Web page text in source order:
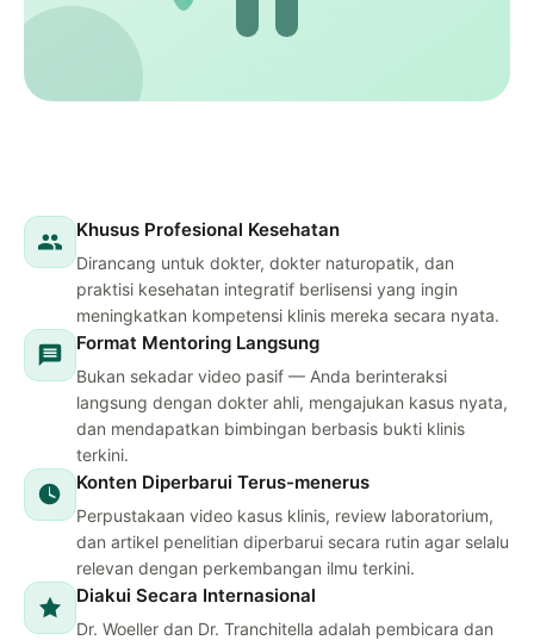
Khusus Profesional Kesehatan
Dirancang untuk dokter, dokter naturopatik, dan
praktisi kesehatan integratif berlisensi yang ingin
meningkatkan kompetensi klinis mereka secara nyata.
Format Mentoring Langsung
Bukan sekadar video pasif — Anda berinteraksi
langsung dengan dokter ahli, mengajukan kasus nyata,
dan mendapatkan bimbingan berbasis bukti klinis
terkini.
Konten Diperbarui Terus-menerus
Perpustakaan video kasus klinis, review laboratorium,
dan artikel penelitian diperbarui secara rutin agar selalu
relevan dengan perkembangan ilmu terkini.
Diakui Secara Internasional
Dr. Woeller dan Dr. Tranchitella adalah pembicara dan